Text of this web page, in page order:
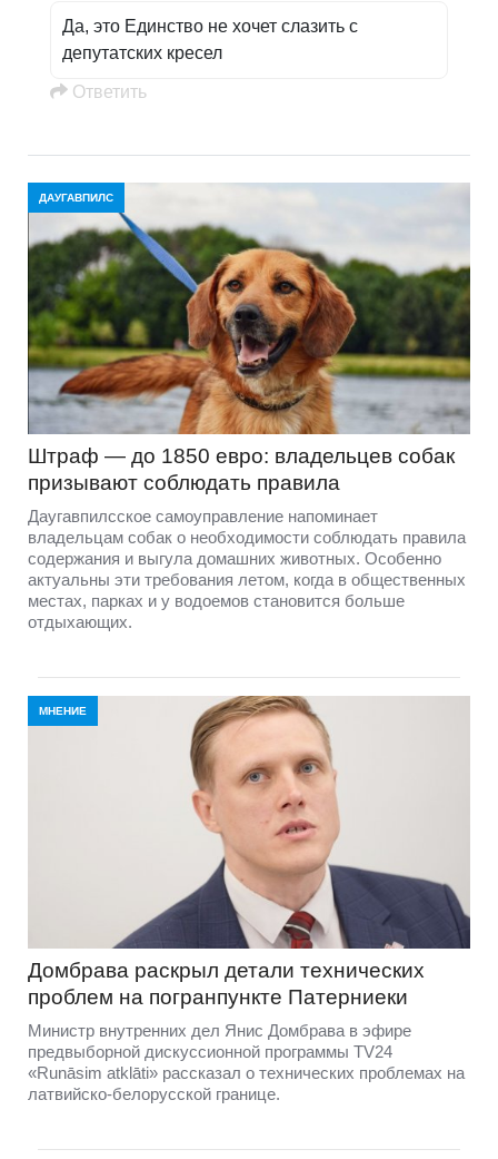
Да, это Единство не хочет слазить с
депутатских кресел
Oтветить
ДАУГАВПИЛС
Штраф — до 1850 евро: владельцев собак
призывают соблюдать правила
Даугавпилсское самоуправление напоминает
владельцам собак о необходимости соблюдать правила
содержания и выгула домашних животных. Особенно
актуальны эти требования летом, когда в общественных
местах, парках и у водоемов становится больше
отдыхающих.
МНЕНИЕ
Домбравa раскрыл детали технических
проблем на погранпункте Патерниеки
Министр внутренних дел Янис Домбрава в эфире
предвыборной дискуссионной программы TV24
«Runāsim atklāti» рассказал о технических проблемах на
латвийско-белорусской границе.